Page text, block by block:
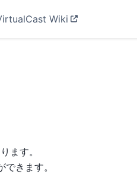
Wiki
ます。
きます。